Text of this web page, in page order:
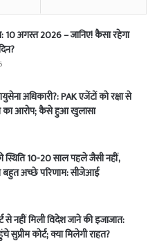
अगस्त 2026 – जानिए! कैसा रहेगा
अधिकारी?: PAK एजेंटों को रक्षा से
का आरोप; कैसे हुआ खुलासा
10-20 साल पहले जैसी नहीं,
बहुत अच्छे परिणाम: सीजेआई
से नहीं मिली विदेश जाने की इजाजात:
सुप्रीम कोर्ट; क्या मिलेगी राहत?